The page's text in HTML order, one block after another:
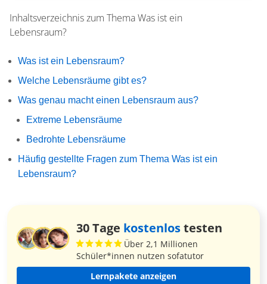
Inhaltsverzeichnis zum ThemaWas ist ein
Lebensraum?
Was ist ein Lebensraum?
Welche Lebensräume gibt es?
Was genau macht einen Lebensraum aus?
Extreme Lebensräume
Bedrohte Lebensräume
Häufig gestellte Fragen zum Thema Was ist ein
Lebensraum?
30 Tage kostenlostesten
Über 2,1 Millionen
Schüler*innen nutzen sofatutor
Lernpakete anzeigen